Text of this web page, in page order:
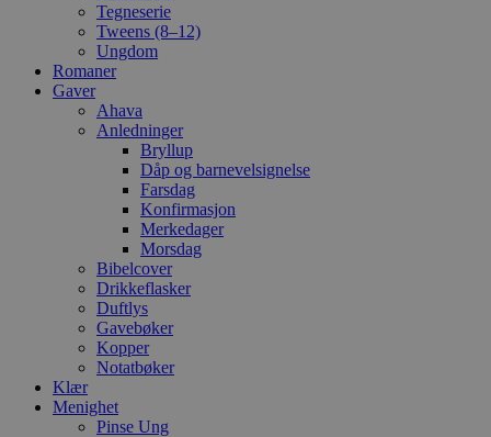
Tegneserie
Tweens (8–12)
Ungdom
Romaner
Gaver
Ahava
Anledninger
Bryllup
Dåp og barnevelsignelse
Farsdag
Konfirmasjon
Merkedager
Morsdag
Bibelcover
Drikkeflasker
Duftlys
Gavebøker
Kopper
Notatbøker
Klær
Menighet
Pinse Ung